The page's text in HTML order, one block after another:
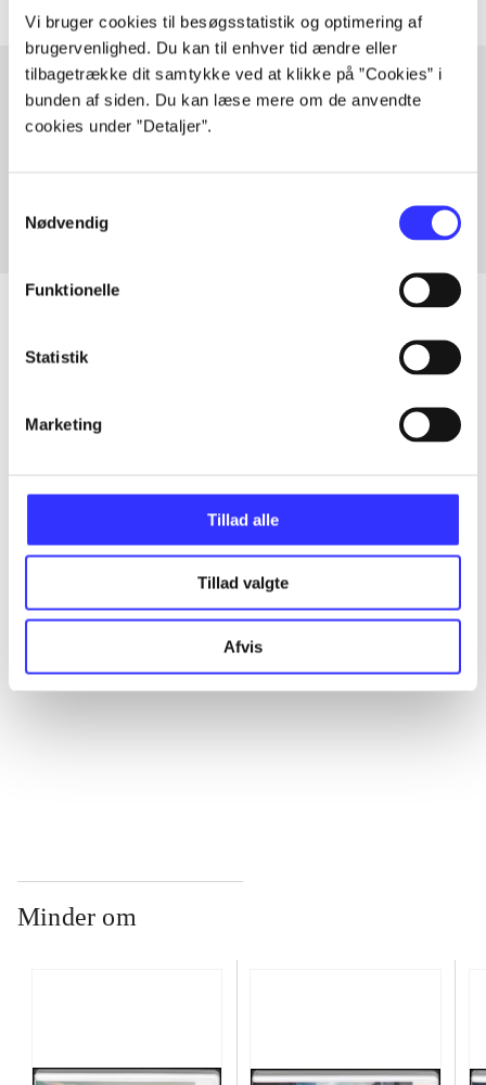
Vi bruger cookies til besøgsstatistik og optimering af
brugervenlighed. Du kan til enhver tid ændre eller
tilbagetrække dit samtykke ved at klikke på ”Cookies” i
bunden af siden. Du kan læse mere om de anvendte
cookies under ”Detaljer”.
Nødvendig
Funktionelle
Statistik
Marketing
Tillad alle
Tillad valgte
Afvis
Artikler med samme emner
...
...
Minder om